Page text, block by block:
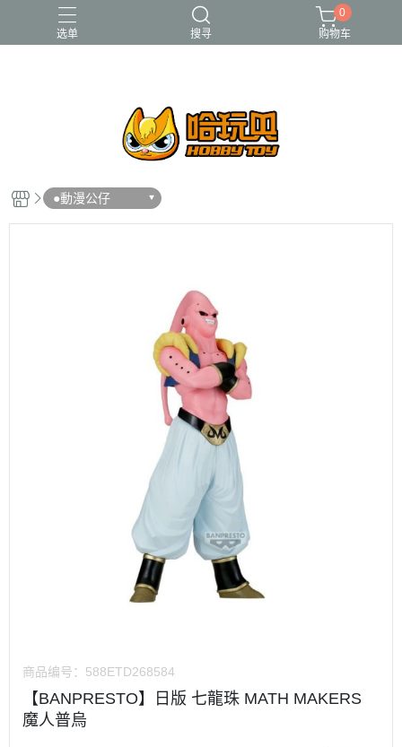
选单 搜寻
RE-MENT 中古二手品
庫柏力克Be@rbrick
0
购物车
●動漫公仔
商品编号： 588ETD268584
【BANPRESTO】日版 七龍珠 MATH MAKERS
魔人普烏